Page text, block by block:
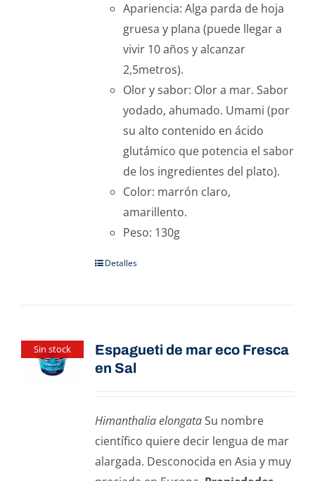
Apariencia: Alga parda de hoja
gruesa y plana (puede llegar a
vivir 10 años y alcanzar
2,5metros).
Olor y sabor: Olor a mar. Sabor
yodado, ahumado. Umami (por
su alto contenido en ácido
glutámico que potencia el sabor
de los ingredientes del plato).
Color: marrón claro,
amarillento.
Peso: 130g
Detalles
Sin stock
Espagueti de mar eco Fresca
en Sal
Himanthalia elongataSu nombre
científico quiere decir lengua de mar
alargada. Desconocida en Asia y muy